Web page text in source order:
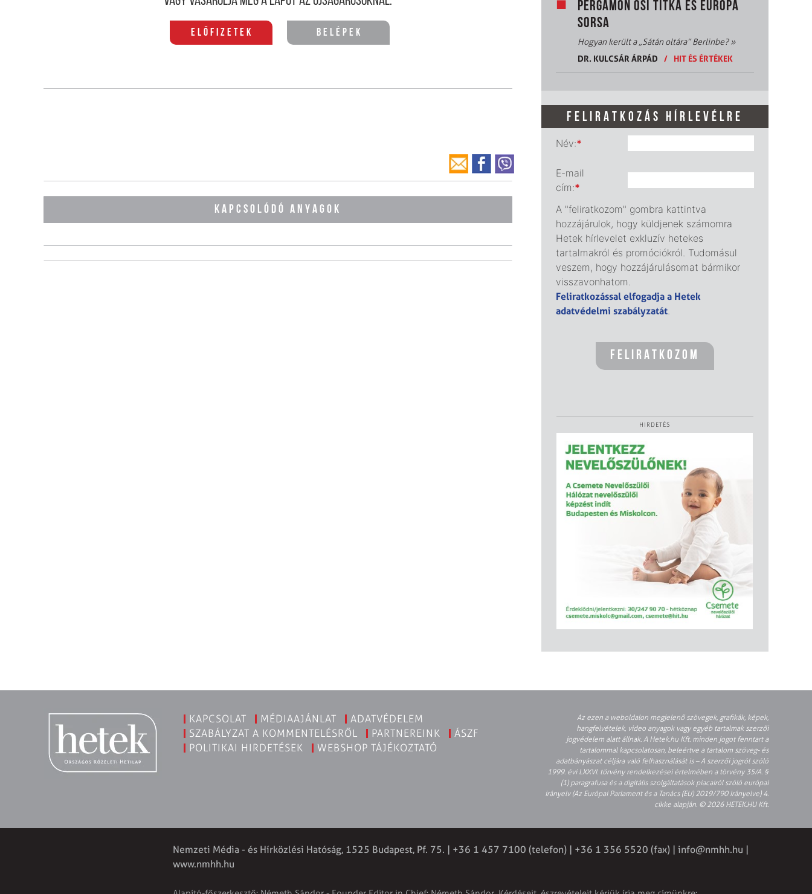
Előfizetek Belépek
KAPCSOLÓDÓ ANYAGOK
PERGAMON ŐSI TITKA ÉS EURÓPA
SORSA
Hogyan került a „Sátán oltára” Berlinbe?»
DR. KULCSÁR ÁRPÁD
/ HIT ÉS ÉRTÉKEK
FELIRATKOZÁS HÍRLEVÉLRE
Név:*
E-mail
cím:*
A "feliratkozom" gombra kattintva
hozzájárulok, hogy küldjenek számomra
Hetek hírlevelet exkluzív hetekes
tartalmakról és promóciókról. Tudomásul
veszem, hogy hozzájárulásomat bármikor
visszavonhatom.
Feliratkozással elfogadja a Hetek
adatvédelmi szabályzatát.
HIRDETÉS
KAPCSOLAT MÉDIAAJÁNLAT
ADATVÉDELEM
SZABÁLYZAT A KOMMENTELÉSRŐL
PARTNEREINK
ÁSZF
POLITIKAI HIRDETÉSEK
WEBSHOP TÁJÉKOZTATÓ
Az ezen a weboldalon megjelenő szövegek, grafikák, képek,
hangfelvételek, video anyagok vagy egyéb tartalmak szerzői
jogvédelem alatt állnak. A Hetek.hu Kft. minden jogot fenntart a
tartalommal kapcsolatosan, beleértve a tartalom szöveg- és
adatbányászat céljára való felhasználását is – A szerzői jogról szóló
1999. évi LXXVI. törvény rendelkezései értelmében a törvény 35/A. §
(1) paragrafusa és a digitális szolgáltatások piacairól szóló európai
irányelv (Az Európai Parlament és a Tanács (EU) 2019/790 Irányelve) 4.
cikke alapján. © 2026 HETEK.HU Kft.
Nemzeti Média - és Hírközlési Hatóság, 1525 Budapest, Pf. 75. | +36 1 457 7100 (telefon) | +36 1 356 5520 (fax) | info@nmhh.hu
www.nmhh.hu